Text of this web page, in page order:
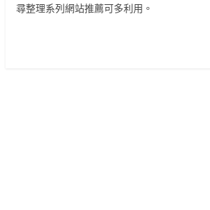
尋整理系列網站推薦可多利用。